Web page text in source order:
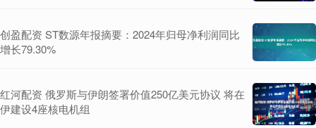
创盈配资 ST数源年报摘要：2024年归母净利润同比
增长79.30%
红河配资 俄罗斯与伊朗签署价值250亿美元协议 将在
伊建设4座核电机组